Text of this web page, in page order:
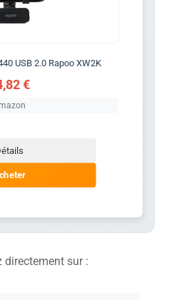
USB 2.0 Rapoo XW2K
€
directement sur :